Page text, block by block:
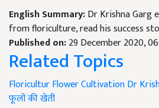
English Summary:Dr Krishna Garg
from floriculture, read his success
Published on:29 December 2020,
Related Topics
FloriculturFlower CultivationDr
फूलों की खेती